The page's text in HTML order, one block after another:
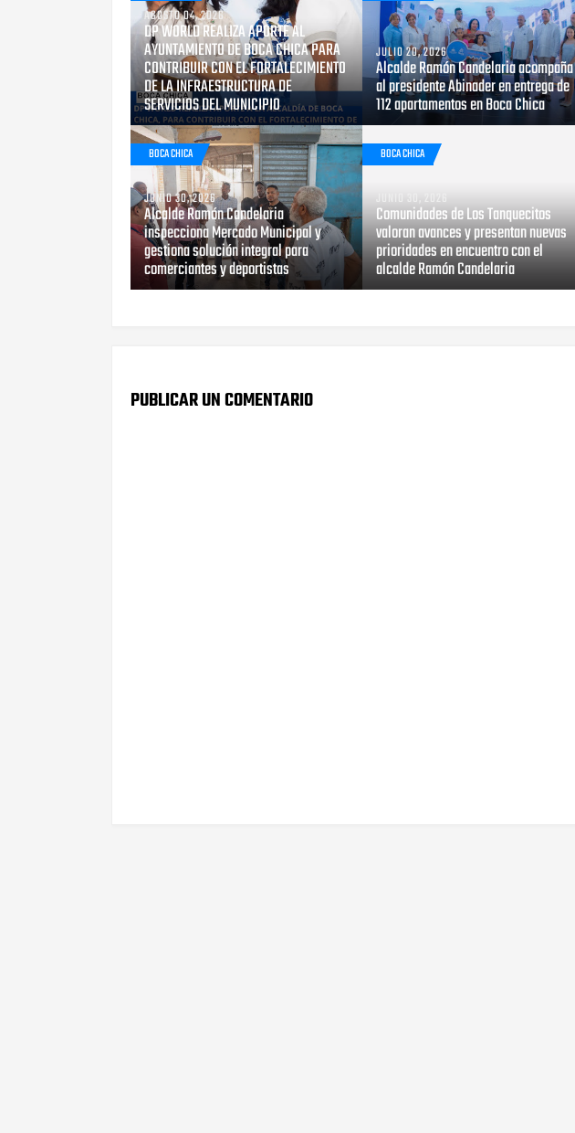
AGOSTO 04, 2026
DP WORLD REALIZA APORTE AL
AYUNTAMIENTO DE BOCA CHICA PARA
CONTRIBUIR CON EL FORTALECIMIENTO
DE LA INFRAESTRUCTURA DE
SERVICIOS DEL MUNICIPIO
JULIO 20, 2026
Alcalde Ramón Candelaria acompaña
al presidente Abinader en entrega de
112 apartamentos en Boca Chica
BOCA CHICA
JUNIO 30, 2026
Alcalde Ramón Candelaria
inspecciona Mercado Municipal y
gestiona solución integral para
comerciantes y deportistas
BOCA CHICA
JUNIO 30, 2026
Comunidades de Los Tanquecitos
valoran avances y presentan nuevas
prioridades en encuentro con el
alcalde Ramón Candelaria
PUBLICAR UN COMENTARIO